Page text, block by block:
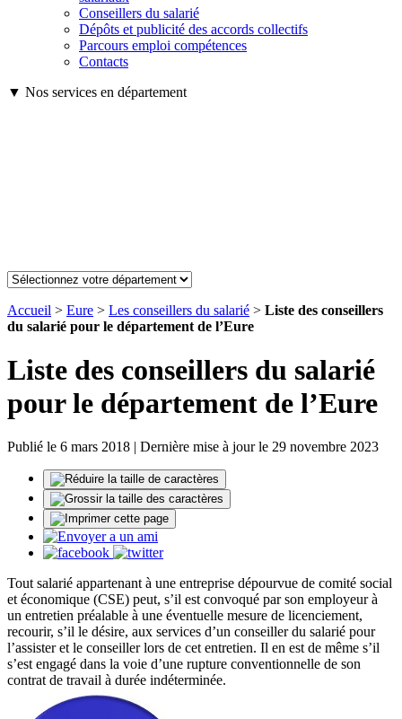
Conseillers du salarié
Dépôts et publicité des accords collectifs
Parcours emploi compétences
Contacts
▼ Nos services en département
Accueil > Eure > Les conseillers du salarié > Liste des conseillers
du salarié pour le département de l’Eure
Liste des conseillers du salarié
pour le département de l’Eure
Publié le 6 mars 2018 | Dernière mise à jour le 29 novembre 2023
Tout salarié appartenant à une entreprise dépourvue de comité social
et économique (CSE) peut, s’il est convoqué par son employeur à
un entretien préalable à une éventuelle mesure de licenciement,
recourir, s’il le désire, aux services d’un conseiller du salarié pour
l’assister et le conseiller lors de cet entretien. Il en est de même s’il
s’est engagé dans la voie d’une rupture conventionnelle de son
contrat de travail à durée indéterminée.